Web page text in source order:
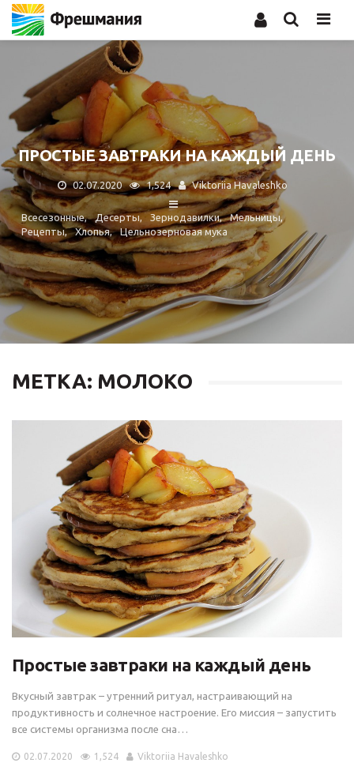
ПРОСТЫЕ ЗАВТРАКИ НА КАЖДЫЙ ДЕНЬ
02.07.2020 1,524 Viktoriia Havaleshko
Всесезонные Десерты Зернодавилки
Мельницы
Рецепты
Хлопья Цельнозерновая мука
МЕТКА: МОЛОКО
Простые завтраки на каждый день
Вкусный завтрак – утренний ритуал, настраивающий на
продуктивность и солнечное настроение. Его миссия – запустить
все системы организма после сна…
02.07.2020 1,524 Viktoriia Havaleshko